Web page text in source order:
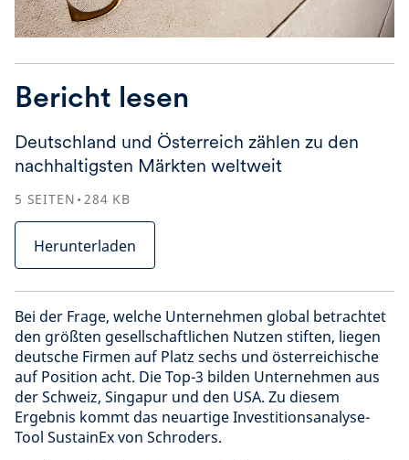
Bericht lesen
Deutschland und Österreich zählen zu den
nachhaltigsten Märkten weltweit
5 SEITEN 284 KB
Herunterladen
Bei der Frage, welche Unternehmen global betrachtet
den größten gesellschaftlichen Nutzen stiften, liegen
deutsche Firmen auf Platz sechs und österreichische
auf Position acht. Die Top-3 bilden Unternehmen aus
der Schweiz, Singapur und den USA. Zu diesem
Ergebnis kommt das neuartige Investitionsanalyse-
Tool SustainEx von Schroders.